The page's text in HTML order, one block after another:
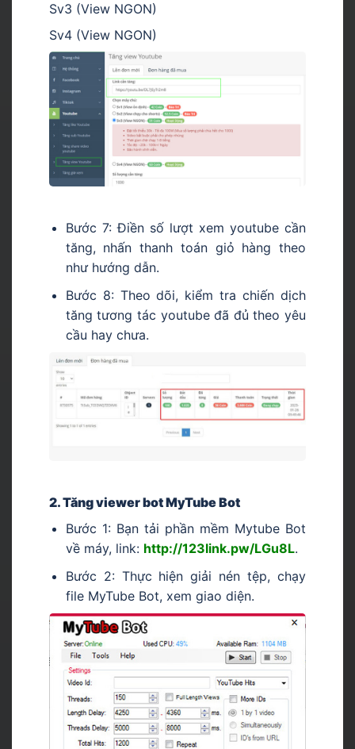
Sv3 (View NGON)
Sv4 (View NGON)
Bước 7: Điền số lượt xem youtube cần
tăng, nhấn thanh toán giỏ hàng theo
như hướng dẫn.
Bước 8: Theo dõi, kiểm tra chiến dịch
tăng tương tác youtube đã đủ theo yêu
cầu hay chưa.
2. Tăng viewer bot MyTube Bot
Bước 1: Bạn tải phần mềm Mytube Bot
về máy, link: http://123link.pw/LGu8L.
Bước 2: Thực hiện giải nén tệp, chạy
file MyTube Bot, xem giao diện.